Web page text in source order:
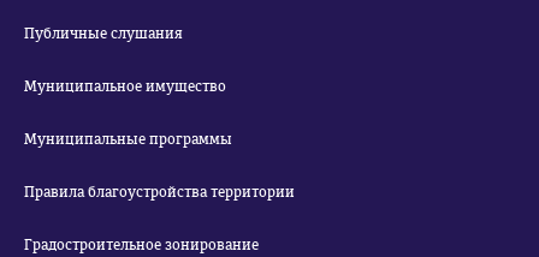
Публичные слушания
Муниципальное имущество
Муниципальные программы
Правила благоустройства территории
Градостроительное зонирование